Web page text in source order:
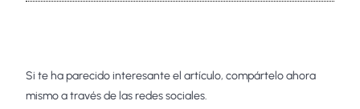
Si te ha parecido interesante el artículo, compártelo ahora
mismo a través de las redes sociales.